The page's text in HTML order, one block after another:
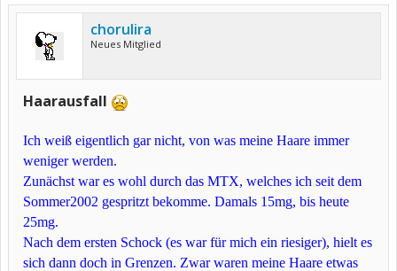
chorulira
Neues Mitglied
Haarausfall
Ich weiß eigentlich gar nicht, von was meine Haare immer
weniger werden.
Zunächst war es wohl durch das MTX, welches ich seit dem
Sommer2002 gespritzt bekomme. Damals 15mg, bis heute
25mg.
Nach dem ersten Schock (es war für mich ein riesiger), hielt es
sich dann doch in Grenzen. Zwar waren meine Haare etwas